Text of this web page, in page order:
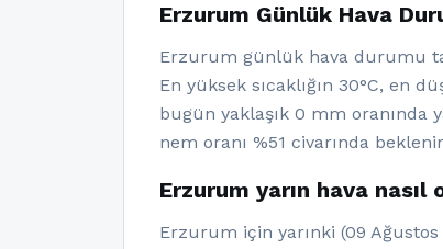
Erzurum Günlük Hava
Erzurum günlük hava durumu
En yüksek sıcaklığın 30°C, en
bugün yaklaşık 0 mm oranında
nem oranı %51 civarında
Erzurum yarın hava nasıl
Erzurum için yarınki (09